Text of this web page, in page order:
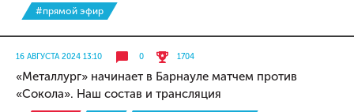
#прямой эфир
16 АВГУСТА 2024 13:10 0 1704
«Металлург» начинает в Барнауле матчем против
«Сокола». Наш состав и трансляция